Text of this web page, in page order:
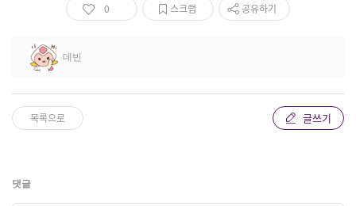
0 스크랩 공유하기
데빈
목록으로 글쓰기
댓글